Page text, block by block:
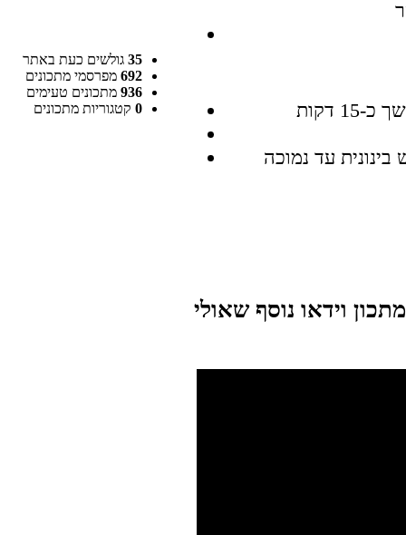
35 גולשים כעת באתר
692 מפרסמי מתכונים
936 מתכונים טעימים
0 קטגוריות מתכונים
וידאו נוסף שאולי